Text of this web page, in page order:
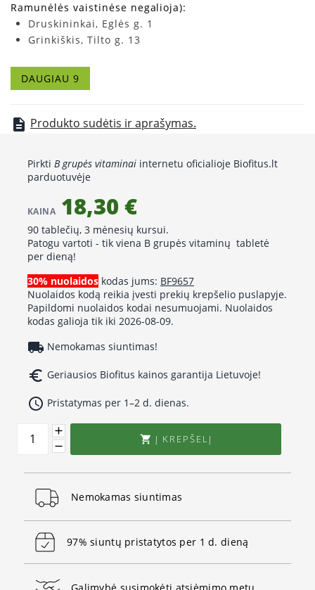
Ramunėlės vaistinėse negalioja):
Druskininkai, Eglės g. 1
Grinkiškis, Tilto g. 13
Kaišiadorys, Gedimino g. 51
Kaunas, V. Krėvės pr. 43
Mastaičiai, Mokslo g. 11
DAUGIAU 9
description Produkto sudėtis ir aprašymas.
Pirkti B grupės vitaminai internetu oficialioje Biofitus.lt
parduotuvėje
KAINA 18,30 €
90 tablečių, 3 mėnesių kursui.
Patogu vartoti - tik viena B grupės vitaminų tabletė
per dieną!
30% nuolaidos kodas jums: BF9657
Nuolaidos kodą reikia įvesti prekių krepšelio puslapyje.
Papildomi nuolaidos kodai nesumuojami. Nuolaidos
kodas galioja tik iki 2026-08-09.
local_shipping Nemokamas siuntimas!
euro_symbol Geriausios Biofitus kainos garantija Lietuvoje!
access_time Pristatymas per 1–2 d. dienas.
 Į KREPŠELĮ
Nemokamas siuntimas
97% siuntų pristatytos per 1 d. dieną